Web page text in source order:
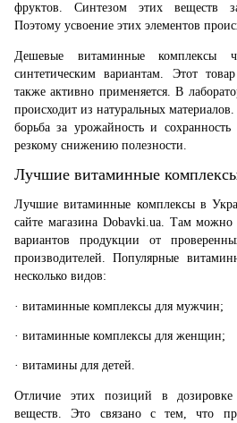
фруктов. Синтезом этих веществ
Поэтому усвоение этих элементов
Дешевые витаминные комплексы
синтетическим вариантам. Этот
также активно применяется. В
происходит из натуральных
борьба за урожайность и
резкому снижению полезности.
Лучшие витаминные
Лучшие витаминные комплексы в
сайте магазина Dobavki.ua. Там можно
вариантов продукции от
производителей.Популярные
несколько видов:
· витаминные комплексы для мужчин;
· витаминные комплексы для женщин;
· витамины для детей.
Отличие этих позиций в
веществ. Это связано с тем, что